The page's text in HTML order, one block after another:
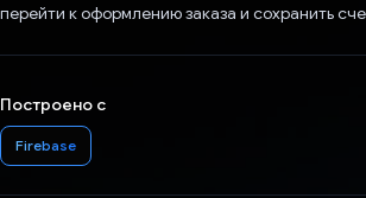
перейти к оформлению заказа и сохранить
Построено с
Firebase